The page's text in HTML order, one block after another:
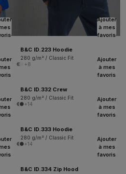
Ajouter
à mes
favoris
B&C ID.223 Hoodie
280 g/m² / Classic Fit
+8
Ajouter
à mes
favoris
B&C ID.332 Crew
280 g/m² / Classic Fit
+14
Ajouter
à mes
favoris
B&C ID.333 Hoodie
280 g/m² / Classic Fit
+14
Ajouter
à mes
favoris
B&C ID.334 Zip Hood